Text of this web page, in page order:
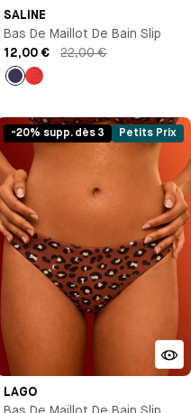
SALINE
Bas De Maillot De Bain Slip
12,00 €
22,00 €
-20% supp. dès 3 Petits Prix
LAGO